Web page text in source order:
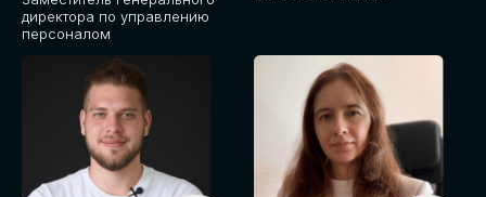
директора по управлению
персоналом
СРЕДИ ПАРТНЕРОВ
МЕРОПРИЯТИЯ